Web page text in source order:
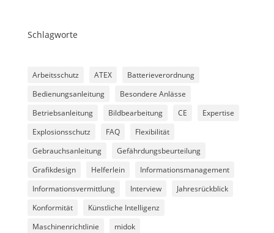
Schlagworte
Arbeitsschutz ATEX
Batterieverordnung
Bedienungsanleitung
Besondere Anlässe
Betriebsanleitung
Bildbearbeitung CE
Expertise
Explosionsschutz
FAQ
Flexibilität
Gebrauchsanleitung
Gefährdungsbeurteilung
Grafikdesign
Helferlein
Informationsmanagement
Informationsvermittlung
Interview
Jahresrückblick
Konformität
Künstliche Intelligenz
Maschinenrichtlinie
midok